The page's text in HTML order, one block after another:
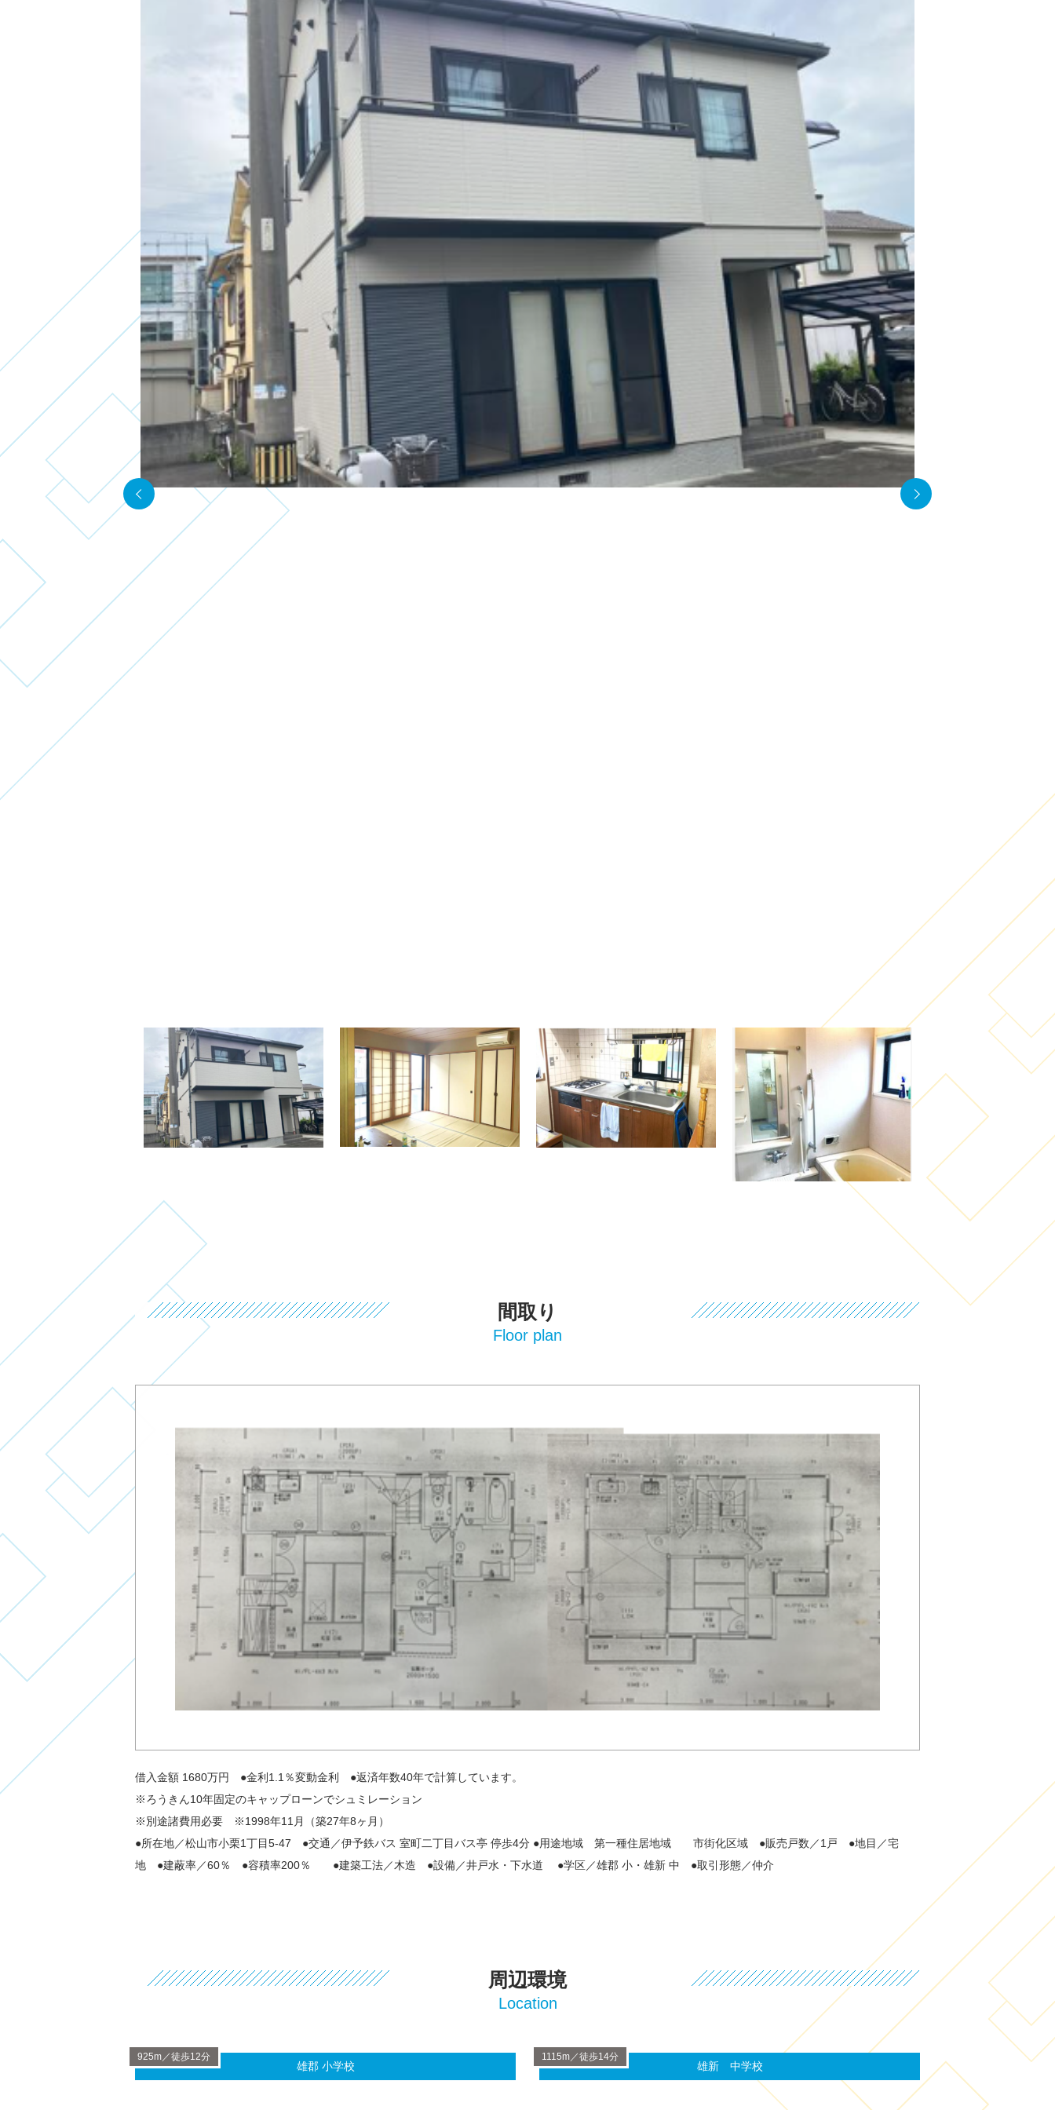
間取り
Floor plan
借入金額 1680万円 ●金利1.1％変動金利 ●返済年数40年で計算しています。
※ろうきん10年固定のキャップローンでシュミレーション
※別途諸費用必要 ※1998年11月（築27年8ヶ月）
●所在地／松山市小栗1丁目5-47 ●交通／伊予鉄バス 室町二丁目バス亭 停歩4分 ●用途地域 第一種住居地域 市街化区域 ●販売戸数／1戸 ●地目／宅
地 ●建蔽率／60％ ●容積率200％ ●建築工法／木造 ●設備／井戸水・下水道 ●学区／雄郡 小・雄新 中 ●取引形態／仲介
周辺環境
Location
雄郡 小学校
925m／徒歩12分
雄新 中学校
1115m／徒歩14分